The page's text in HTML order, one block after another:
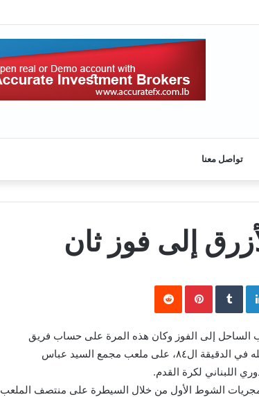
تواصل معنا
إلى فوز ثان
LinkedIn
Pinterest
إلى الفوز وكان هذه المرة على حساب فريق
التضامن صور، بتسجيله هدف المباراة الوحيد الذي سجله في الدقيقة ال٨٤، على ملعب مجمع السيد عباس
اللبناني لكرة القدم.
الشوط الأول من خلال السيطرة على منتصف الملعب